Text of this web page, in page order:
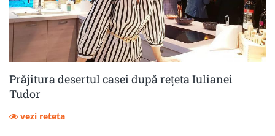
Prăjitura desertul casei după rețeta Iulianei
Tudor
vezi reteta